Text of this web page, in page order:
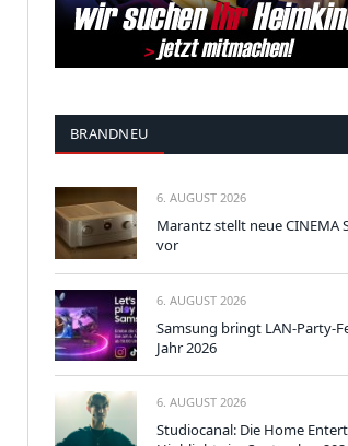
BRANDNEU
6. AUGUST 2026
Marantz stellt neue CINEMA
vor
6. AUGUST 2026
Samsung bringt LAN-Party-
Jahr 2026
6. AUGUST 2026
Studiocanal: Die Home